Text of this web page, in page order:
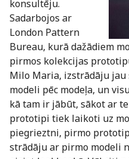
konsultēju.
Sadarbojos ar
London Pattern
Bureau, kurā dažādiem
pirmos kolekcijas
Milo Maria, izstrādāju jau
modeli pēc modeļa, un
kā tam ir jābūt, sākot ar
prototipi tiek laikoti uz
piegrieztni, pirmo
strādāju ar pirmo modeli